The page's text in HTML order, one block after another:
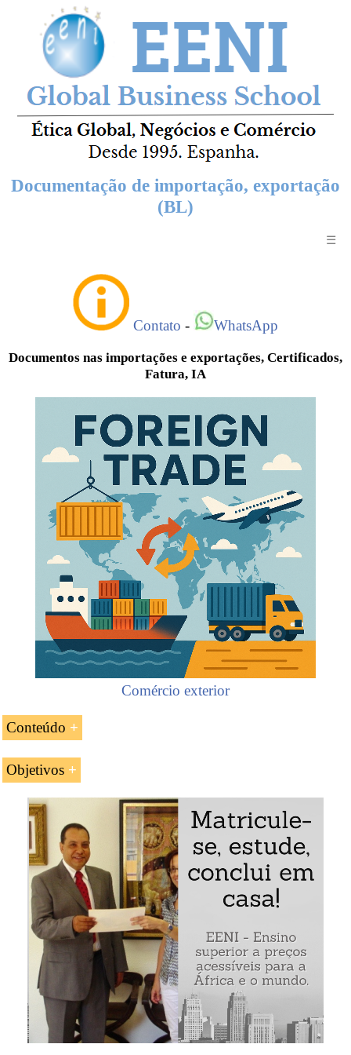
Documentação de importação, exportação
(BL)
☰
Contato - WhatsApp
Documentos nas importações e exportações, Certificados,
Fatura, IA
Comércio exterior
Conteúdo
Os documentos nas operações de importação e
exportação
Os documentos de origem (Certificado de
origem...)
Os documentos comerciais (Proforma, Fatura,
Packing List...)
Os documentos administrativos
Os documentos de transporte internacional
Documentos da Associação Internacional de
Transporte Aéreo (IATA)
relacionados com o
transporte
Conhecimento de Embarque Multimodal
Negociável (FIATA FBL)
Conhecimento Multimodal FIATA FWB
Objetivos
Os objetivos da unidade curricular «A
importação e exportação» são:
Conhecer os documentos utilizados no comércio
exterior
Saber preenchê-los adequadamente
Saber fazer os check-list correspondentes